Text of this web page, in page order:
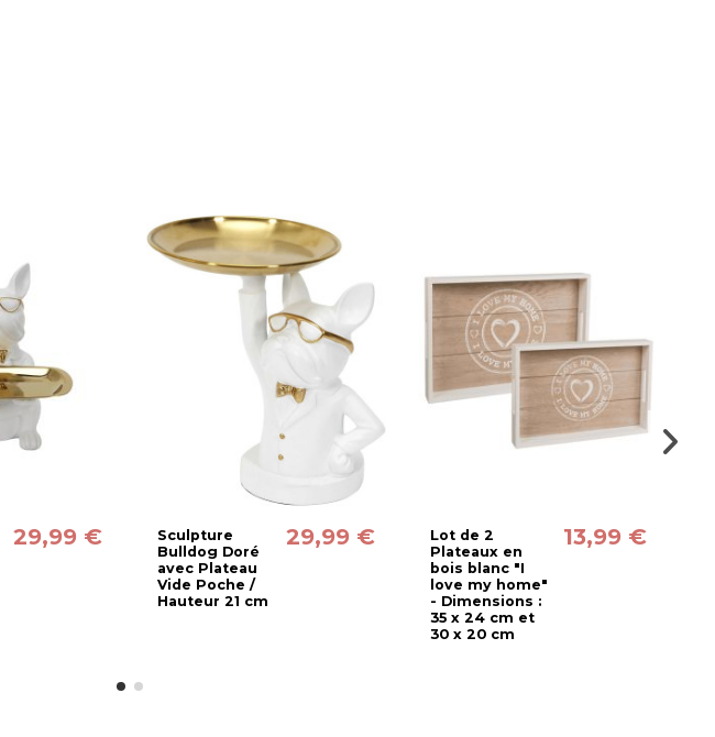
29,99 €
Sculpture
Bulldog Doré
avec Plateau
Vide Poche /
Hauteur 21 cm
29,99 €
Lot de 2
Plateaux en
bois blanc "I
love my home"
- Dimensions :
35 x 24 cm et
30 x 20 cm
13,99 €